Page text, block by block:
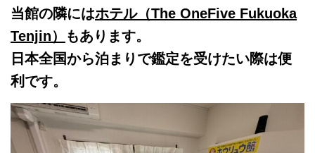
当館の隣にはホテル（The OneFive Fukuoka
Tenjin）
もあります。
日本全国から泊まりで鑑定を受けたい際は便
利です。